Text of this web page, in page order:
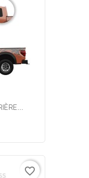
favorite_border